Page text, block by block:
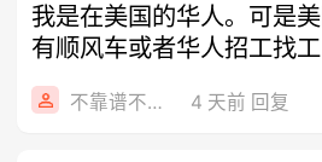
我是在美国的华人。可是
有顺风车或者华人招工找
看法
不靠谱不要联系 4 天前 回复